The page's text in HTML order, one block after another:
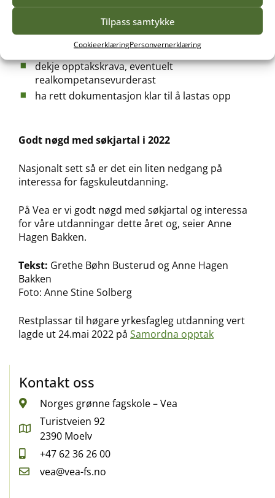
Tilpass samtykke
CookieerklæringPersonvernerklæring
For å bli teken opp til ein ledig studieplass på ein
fagskule må du:
dekje opptakskrava, eventuelt
realkompetansevurderast
ha rett dokumentasjon klar til å lastas opp
Godt nøgd med søkjartal i 2022
Nasjonalt sett så er det ein liten nedgang på
interessa for fagskuleutdanning.
På Vea er vi godt nøgd med søkjartal og interessa
for våre utdanningar dette året og, seier Anne
Hagen Bakken.
Tekst: Grethe Bøhn Busterud og Anne Hagen
Bakken
Foto: Anne Stine Solberg
Restplassar til høgare yrkesfagleg utdanning vert
lagde ut 24.mai 2022 på Samordna opptak
Kontakt oss
Norges grønne fagskole – Vea
Turistveien 92
2390 Moelv
+47 62 36 26 00
vea@vea-fs.no